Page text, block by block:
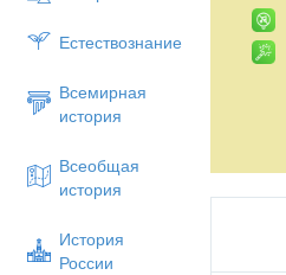
Естествознание
Всемирная
история
Всеобщая
история
История
России